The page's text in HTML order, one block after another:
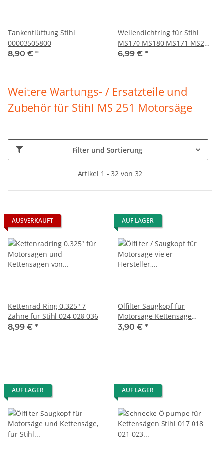
Tankentlüftung Stihl
00003505800
8,90 € *
Wellendichtring für Stihl
MS170 MS180 MS171 MS230
MS251 MS280
6,99 € *
Weitere Wartungs- / Ersatzteile und
Zubehör für Stihl MS 251 Motorsäge
Filter und Sortierung
Artikel 1 - 32 von 32
AUSVERKAUFT
Kettenrad Ring 0.325" 7
Zähne für Stihl 024 028 036
8,99 € *
AUF LAGER
Ölfilter Saugkopf für
Motorsäge Kettensäge
11176403800
3,90 € *
AUF LAGER AUF LAGER